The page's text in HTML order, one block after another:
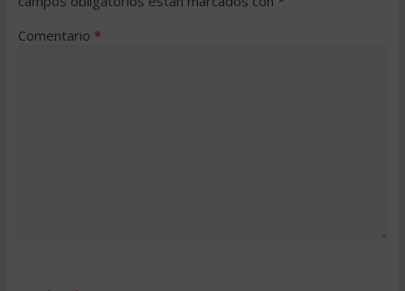
Comentario *